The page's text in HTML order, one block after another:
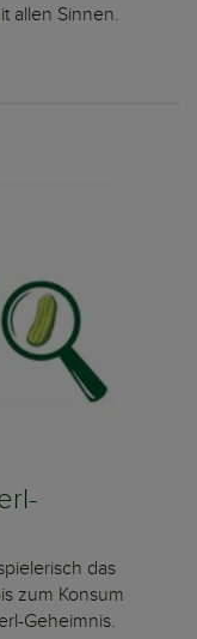
allen Sinnen.
das
zum Konsum
Geheimnis.